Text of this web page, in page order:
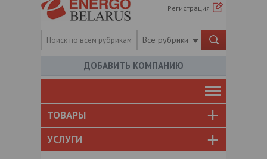
Регистрация
Все рубрики
ДОБАВИТЬ КОМПАНИЮ
ТОВАРЫ
УСЛУГИ